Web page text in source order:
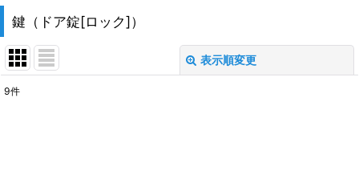
鍵（ドア錠[ロック]）
表示順変更
9件